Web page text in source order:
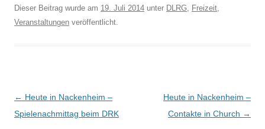
Dieser Beitrag wurde am 19. Juli 2014 unter DLRG Freizeit
Veranstaltungen veröffentlicht.
Beitrags-
Navigation
← Heute in Nackenheim –
Spielenachmittag beim DRK
Heute in Nackenheim –
Contakte in Church →